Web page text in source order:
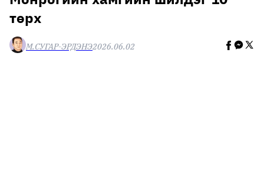
төрх
М.СУГАР-ЭРДЭНЭ2026.06.02